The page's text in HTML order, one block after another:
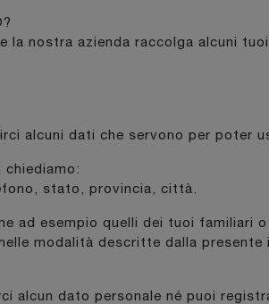
la nostra azienda raccolga alcuni
alcuni dati che servono per poter
stato, provincia, città.
ad esempio quelli dei tuoi familiari
modalità descritte dalla presente
alcun dato personale né puoi